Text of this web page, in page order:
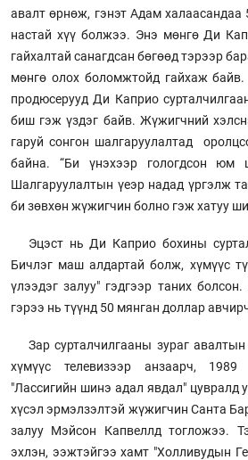
авалт өрнөж, гэнэт Адам халаасандаа
настай хүү болжээ. Энэ мөнгө Ди
гайхалтай санагдсан бөгөөд тэрээр
мөнгө олох боломжтойд гайхаж
продюсерууд Ди Каприо
биш гэж үздэг байв. Жүжигчний
гаруй сонгон шалгаруулалтад
байна. “Би үнэхээр гологдсон юм
Шалгаруулалтын үеэр надад үргэлж
би зөвхөн жүжигчин болно гэж хатуу
Эцэст нь Ди Каприо бохины
Бичлэг маш алдартай болж, хүмүүс
үлээдэг залуу" гэдгээр таних
гэрээ нь түүнд 50 мянган доллар
Зар сурталчилгааны зураг
хүмүүс телевизээр анзаарч,
"Лассигийн шинэ адал явдал" цувралд
хүсэл эрмэлзэлтэй жүжигчин Санта
залуу Мэйсон Капвеллд тогложээ.
эхлэн, ээжтэйгээ хамт "Холливудын